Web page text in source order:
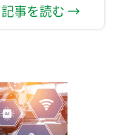
記事を読む →